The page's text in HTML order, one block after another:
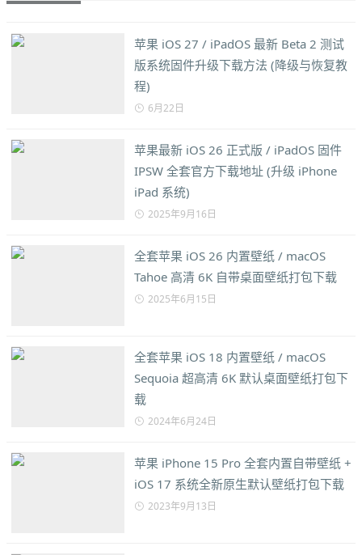
苹果 iOS 27 / iPadOS 最新 Beta 2 测试
版系统固件升级下载方法 (降级与恢复教
程)
6月22日
苹果最新 iOS 26 正式版 / iPadOS 固件
IPSW 全套官方下载地址 (升级 iPhone
iPad 系统)
2025年9月16日
全套苹果 iOS 26 内置壁纸 / macOS
Tahoe 高清 6K 自带桌面壁纸打包下载
2025年6月15日
全套苹果 iOS 18 内置壁纸 / macOS
Sequoia 超高清 6K 默认桌面壁纸打包下
载
2024年6月24日
苹果 iPhone 15 Pro 全套内置自带壁纸 +
iOS 17 系统全新原生默认壁纸打包下载
2023年9月13日